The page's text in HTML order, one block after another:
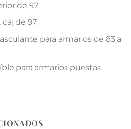
de 97
caj de 97
para armarios de 83 a
para armarios puestas